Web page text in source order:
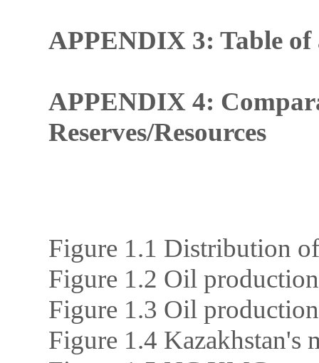
APPENDIX 3: Table
APPENDIX 4:
Reserves/Resources
Figure 1.1 Distribution
Figure 1.2 Oil
Figure 1.3 Oil
Figure 1.4